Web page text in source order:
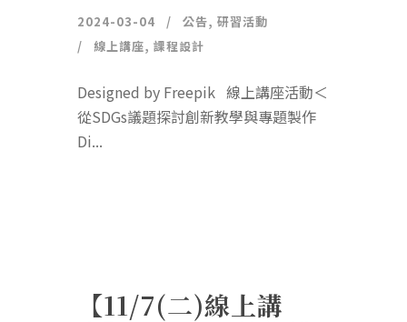
2024-03-04 公告, 研習活動
線上講座, 課程設計
Designed by Freepik 線上講座活動＜
從SDGs議題探討創新教學與專題製作
Di...
【11/7(二)線上講